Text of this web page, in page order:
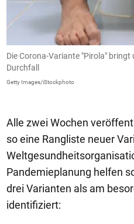
Die Corona-Variante "Pirola"
Durchfall
Getty Images/iStockphoto
Alle zwei Wochen
so eine Rangliste neuer
Pandemieplanung helfen
drei Varianten als am
identifiziert: